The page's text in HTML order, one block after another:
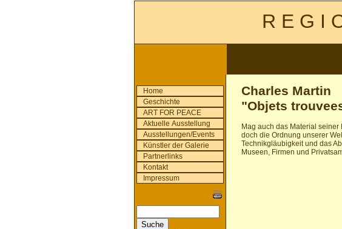
R E G I
Home
Geschichte
ART FOR PEACE
Aktuelle Ausstellung
Ausstellungen/Events
Künstler der Galerie
Partnerlinks
Kontakt
Impressum
Charles Martin
"Objets
Mag auch das Material
doch die Ordnung unserer
Technikgläubigkeit und das
Museen, Firmen und